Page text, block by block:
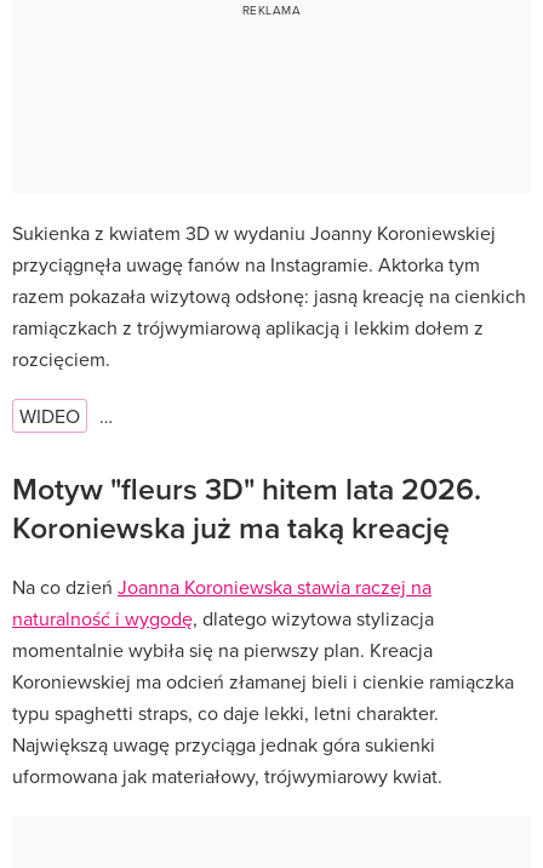
Sukienka z kwiatem 3D w wydaniu Joanny Koroniewskiej
przyciągnęła uwagę fanów na Instagramie. Aktorka tym
razem pokazała wizytową odsłonę: jasną kreację na cienkich
ramiączkach z trójwymiarową aplikacją i lekkim dołem z
rozcięciem.
WIDEO …
Motyw "fleurs 3D" hitem lata 2026.
Koroniewska już ma taką kreację
Na co dzień Joanna Koroniewska stawia raczej na
naturalność i wygodę, dlatego wizytowa stylizacja
momentalnie wybiła się na pierwszy plan. Kreacja
Koroniewskiej ma odcień złamanej bieli i cienkie ramiączka
typu spaghetti straps, co daje lekki, letni charakter.
Największą uwagę przyciąga jednak góra sukienki
uformowana jak materiałowy, trójwymiarowy kwiat.